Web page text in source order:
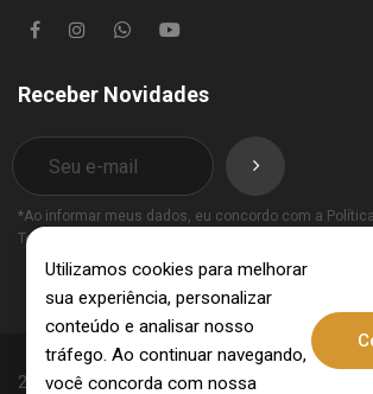
Receber Novidades
*Ao informar meus dados, eu concordo com a
Termos de Uso
2025 © Invest Imobiliária - CRECI: 10062-J -
Utilizamos cookies para melhorar
sua experiência, personalizar
conteúdo e analisar nosso
tráfego. Ao continuar navegando,
você concorda com nossa